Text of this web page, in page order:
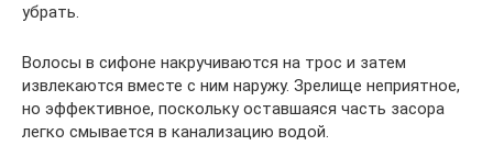
убрать.
Волосы в сифоне накручиваются на трос и затем
извлекаются вместе с ним наружу. Зрелище неприятное,
но эффективное, поскольку оставшаяся часть засора
легко смывается в канализацию водой.